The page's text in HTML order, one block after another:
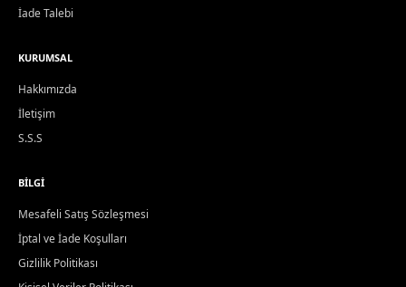
İade Talebi
KURUMSAL
Hakkımızda
İletişim
S.S.S
BILGI
Mesafeli Satış Sözleşmesi
İptal ve İade Koşulları
Gizlilik Politikası